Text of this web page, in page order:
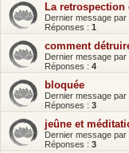
La
Dernier message par
Réponses : 1
comment
Dernier message par
Réponses : 4
bloquée
Dernier message par
Réponses : 3
jeûne et
Dernier message par
Réponses : 3